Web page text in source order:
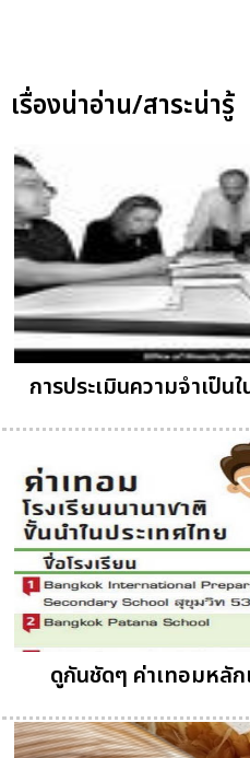
เรื่องน่าอ่าน/สาระน่ารู้
การประเมินความจำเป็
ดูกันชัดๆ ค่าเทอมหลัก